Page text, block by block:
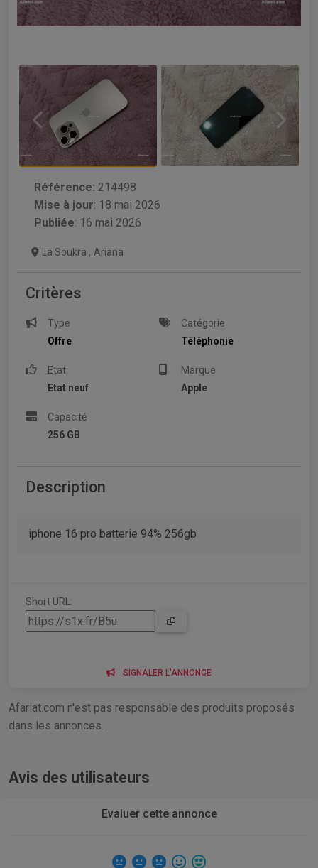
Référence: 214498
Mise à jour: 18 mai 2026
Publiée: 16 mai 2026
La Soukra , Ariana
Critères
Type
Offre
Catégorie
Téléphonie
Etat
Etat neuf
Marque
Apple
Capacité
256 GB
Description
iphone 16 pro batterie 94% 256gb
Short URL:
SIGNALER L'ANNONCE
Afariat.com n'est pas responsable des produits proposés
dans les annonces.
Avis des utilisateurs
Evaluer cette annonce